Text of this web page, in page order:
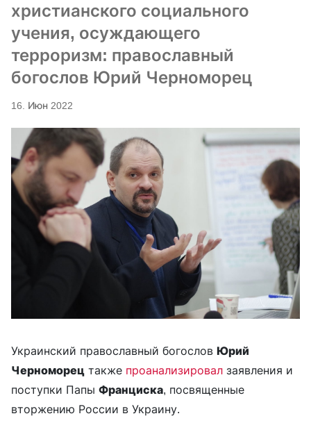
христианского социального
учения, осуждающего
терроризм: православный
богослов Юрий Черноморец
16. Июн 2022
Украинский православный богослов Юрий
Черноморец также проанализировал заявления и
поступки Папы Франциска, посвященные
вторжению России в Украину.